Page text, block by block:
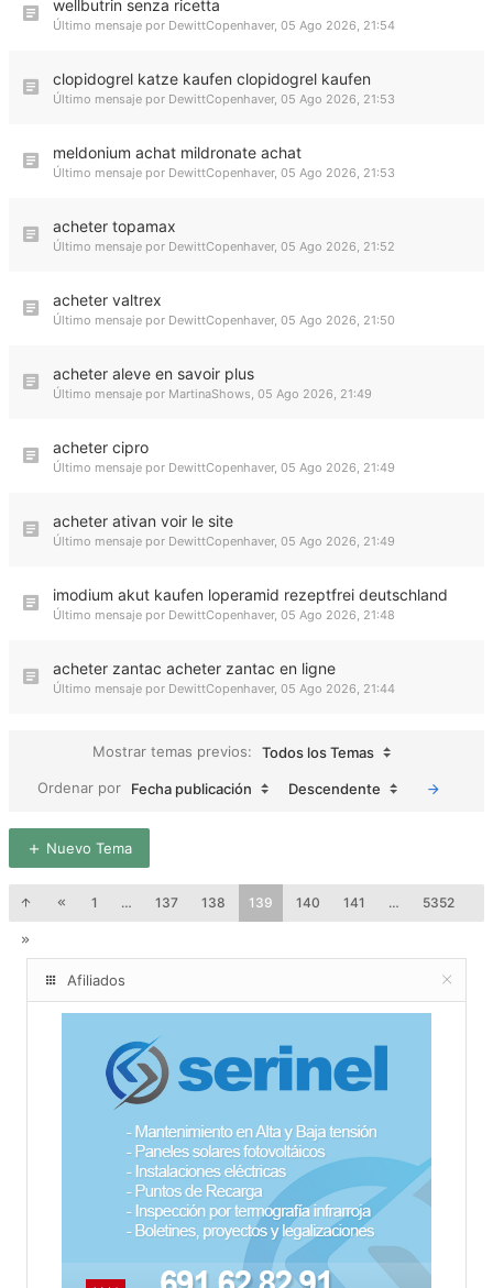
wellbutrin senza ricetta
Último mensaje por DewittCopenhaver, 05 Ago 2026, 21:54
clopidogrel katze kaufen clopidogrel kaufen
Último mensaje por DewittCopenhaver, 05 Ago 2026, 21:53
meldonium achat mildronate achat
Último mensaje por DewittCopenhaver, 05 Ago 2026, 21:53
acheter topamax
Último mensaje por DewittCopenhaver, 05 Ago 2026, 21:52
acheter valtrex
Último mensaje por DewittCopenhaver, 05 Ago 2026, 21:50
acheter aleve en savoir plus
Último mensaje por MartinaShows, 05 Ago 2026, 21:49
acheter cipro
Último mensaje por DewittCopenhaver, 05 Ago 2026, 21:49
acheter ativan voir le site
Último mensaje por DewittCopenhaver, 05 Ago 2026, 21:49
imodium akut kaufen loperamid rezeptfrei deutschland
Último mensaje por DewittCopenhaver, 05 Ago 2026, 21:48
acheter zantac acheter zantac en ligne
Último mensaje por DewittCopenhaver, 05 Ago 2026, 21:44
Mostrar temas previos:
Todos los Temas
Ordenar por
Fecha publicación Descendente
Nuevo Tema
1 … 137 138 139 140 141 … 5352
Afiliados